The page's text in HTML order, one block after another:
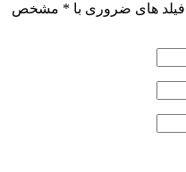
فیلد های ضروری با * مشخص